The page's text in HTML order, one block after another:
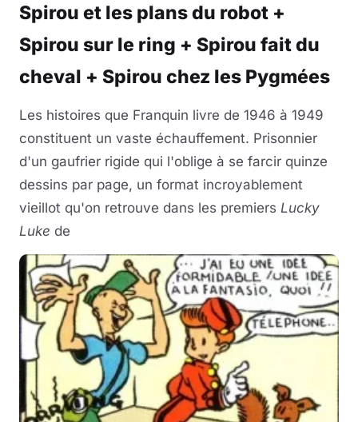
Spirou et les plans du robot +
Spirou sur le ring + Spirou fait du
cheval + Spirou chez les Pygmées
Les histoires que Franquin livre de 1946 à 1949
constituent un vaste échauffement. Prisonnier
d'un gaufrier rigide qui l'oblige à se farcir quinze
dessins par page, un format incroyablement
vieillot qu'on retrouve dans les premiers Lucky
Luke de